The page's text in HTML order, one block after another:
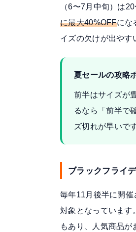
（6〜7月中旬）は
に最大40%OFFにな
イズの欠けが出やす
夏セールの攻略
前半はサイズが
るなら「前半で
ズ切れが早いです
ブラックフライ
毎年11月後半に開
対象となっています
もあり、人気商品が